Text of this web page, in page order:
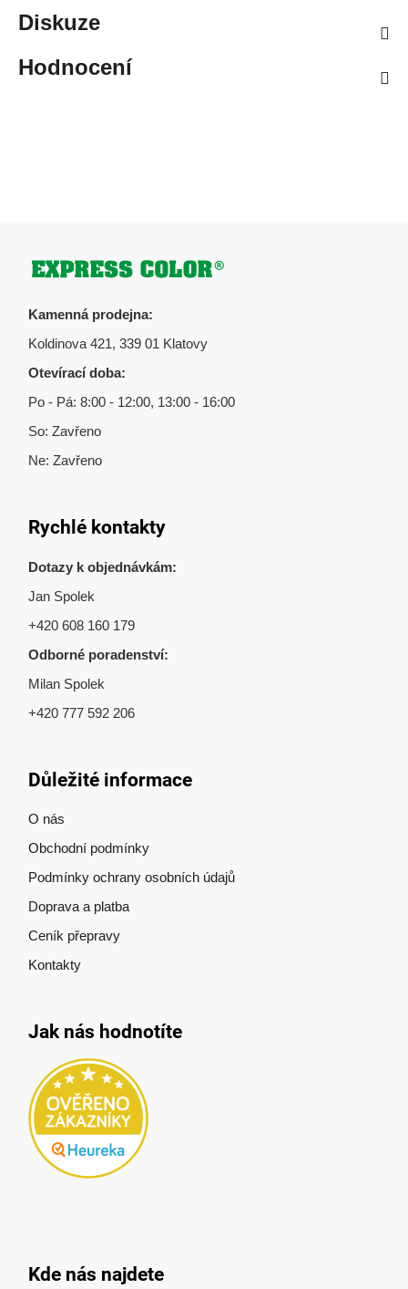
Diskuze
Hodnocení
Zápatí
Kamenná prodejna:
Koldinova 421, 339 01 Klatovy
Otevírací doba:
Po - Pá: 8:00 - 12:00, 13:00 - 16:00
So: Zavřeno
Ne: Zavřeno
Rychlé kontakty
Dotazy k objednávkám:
Jan Spolek
+420 608 160 179
Odborné poradenství:
Milan Spolek
+420 777 592 206
Důležité informace
O nás
Obchodní podmínky
Podmínky ochrany osobních údajů
Doprava a platba
Ceník přepravy
Kontakty
Jak nás hodnotíte
Kde nás najdete